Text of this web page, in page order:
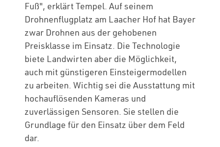
Fuß", erklärt Tempel. Auf seinem
Drohnenflugplatz am Laacher Hof hat Bayer
zwar Drohnen aus der gehobenen
Preisklasse im Einsatz. Die Technologie
biete Landwirten aber die Möglichkeit,
auch mit günstigeren Einsteigermodellen
zu arbeiten. Wichtig sei die Ausstattung mit
hochauflösenden Kameras und
zuverlässigen Sensoren. Sie stellen die
Grundlage für den Einsatz über dem Feld
dar.